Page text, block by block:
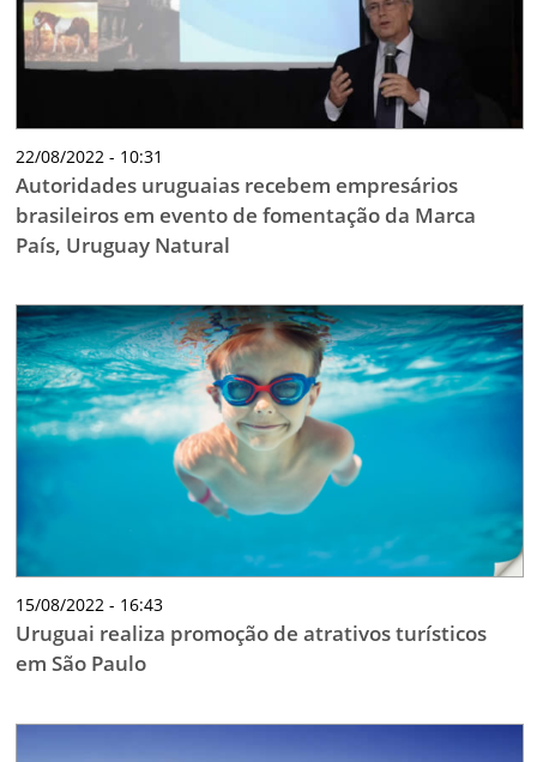
22/08/2022 - 10:31
Autoridades uruguaias recebem empresários
brasileiros em evento de fomentação da Marca
País, Uruguay Natural
15/08/2022 - 16:43
Uruguai realiza promoção de atrativos turísticos
em São Paulo